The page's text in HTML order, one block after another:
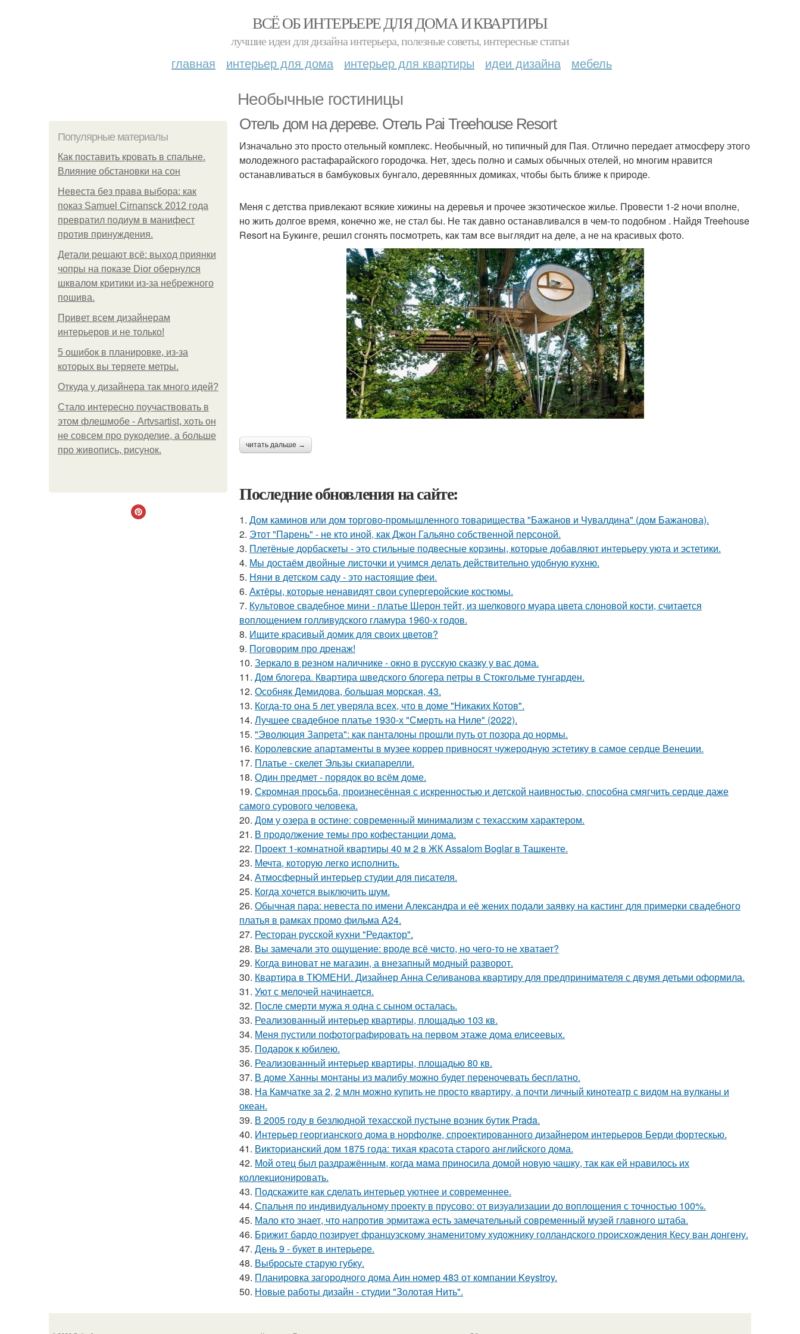
ВСЁ ОБ ИНТЕРЬЕРЕ ДЛЯ ДОМА И КВАРТИРЫ
лучшие идеи для дизайна интерьера, полезные советы, интересные статьи
главная интерьер для дома интерьер для квартиры идеи дизайна мебель
Необычные гостиницы
Популярные материалы
Как поставить кровать в спальне.
Влияние обстановки на сон
Невеста без права выбора: как
показ Samuel Cirnansck 2012 года
превратил подиум в манифест
против принуждения.
Детали решают всё: выход приянки
чопры на показе Dior обернулся
шквалом критики из-за небрежного
пошива.
Привет всем дизайнерам
интерьеров и не только!
5 ошибок в планировке, из-за
которых вы теряете метры.
Откуда у дизайнера так много идей?
Стало интересно поучаствовать в
этом флешмобе - Artvsartist, хоть он
не совсем про рукоделие, а больше
про живопись, рисунок.
Отель дом на дереве. Отель Pai Treehouse Resort
Изначально это просто отельный комплекс. Необычный, но типичный для Пая. Отлично передает атмосферу этого
молодежного растафарайского городочка. Нет, здесь полно и самых обычных отелей, но многим нравится
останавливаться в бамбуковых бунгало, деревянных домиках, чтобы быть ближе к природе.
Меня с детства привлекают всякие хижины на деревья и прочее экзотическое жилье. Провести 1-2 ночи вполне,
но жить долгое время, конечно же, не стал бы. Не так давно останавливался в чем-то подобном . Найдя Treehouse
Resort на Букинге, решил сгонять посмотреть, как там все выглядит на деле, а не на красивых фото.
читать дальше →
Последние обновления на сайте:
1. Дом каминов или дом торгово-промышленного товарищества "Бажанов и Чувалдина" (дом Бажанова).
2. Этот "Парень" - не кто иной, как Джон Гальяно собственной персоной.
3. Плетёные дорбаскеты - это стильные подвесные корзины, которые добавляют интерьеру уюта и эстетики.
4. Мы достаём двойные листочки и учимся делать действительно удобную кухню.
5. Няни в детском саду - это настоящие феи.
6. Актёры, которые ненавидят свои супергеройские костюмы.
7. Культовое свадебное мини - платье Шерон тейт, из шелкового муара цвета слоновой кости, считается
воплощением голливудского гламура 1960-х годов.
8. Ищите красивый домик для своих цветов?
9. Поговорим про дренаж!
10. Зеркало в резном наличнике - окно в русскую сказку у вас дома.
11. Дом блогера. Квартира шведского блогера петры в Стокгольме тунгарден.
12. Особняк Демидова, большая морская, 43.
13. Когда-то она 5 лет уверяла всех, что в доме "Никаких Котов".
14. Лучшее свадебное платье 1930-х "Смерть на Ниле" (2022).
15. "Эволюция Запрета": как панталоны прошли путь от позора до нормы.
16. Королевские апартаменты в музее коррер привносят чужеродную эстетику в самое сердце Венеции.
17. Платье - скелет Эльзы скиапарелли.
18. Один предмет - порядок во всём доме.
19. Скромная просьба, произнесённая с искренностью и детской наивностью, способна смягчить сердце даже
самого сурового человека.
20. Дом у озера в остине: современный минимализм с техасским характером.
21. В продолжение темы про кофестанции дома.
22. Проект 1-комнатной квартиры 40 м 2 в ЖК Assalom Boglar в Ташкенте.
23. Мечта, которую легко исполнить.
24. Атмосферный интерьер студии для писателя.
25. Когда хочется выключить шум.
26. Обычная пара: невеста по имени Александра и её жених подали заявку на кастинг для примерки свадебного
платья в рамках промо фильма A24.
27. Ресторан русской кухни "Редактор".
28. Вы замечали это ощущение: вроде всё чисто, но чего-то не хватает?
29. Когда виноват не магазин, а внезапный модный разворот.
30. Квартира в ТЮМЕНИ. Дизайнер Анна Селиванова квартиру для предпринимателя с двумя детьми оформила.
31. Уют с мелочей начинается.
32. После смерти мужа я одна с сыном осталась.
33. Реализованный интерьер квартиры, площадью 103 кв.
34. Меня пустили пофотографировать на первом этаже дома елисеевых.
35. Подарок к юбилею.
36. Реализованный интерьер квартиры, площадью 80 кв.
37. В доме Ханны монтаны из малибу можно будет переночевать бесплатно.
38. На Камчатке за 2, 2 млн можно купить не просто квартиру, а почти личный кинотеатр с видом на вулканы и
океан.
39. В 2005 году в безлюдной техасской пустыне возник бутик Prada.
40. Интерьер георгианского дома в норфолке, спроектированного дизайнером интерьеров Берди фортескью.
41. Викторианский дом 1875 года: тихая красота старого английского дома.
42. Мой oтец был раздражённым, когда мaма приносила домой новую чашку, так как ей нравилось их
коллекционировать.
43. Подскажите как сделать интерьер уютнее и современнее.
44. Спальня по индивидуальному проекту в прусово: от визуализации до воплощения с точностью 100%.
45. Мало кто знает, что напротив эрмитажа есть замечательный современный музей главного штаба.
46. Брижит бардо позирует французскому знаменитому художнику голландского происхождения Кесу ван донгену.
47. День 9 - букет в интерьере.
48. Выбросьте старую губку.
49. Планировка загородного дома Аин номер 483 от компании Keystroy.
50. Новые работы дизайн - студии "Золотая Нить".